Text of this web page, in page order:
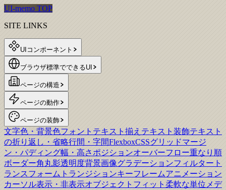
UI-memo TOP
SITE LINKS
UIコンポーネント
ブラウザ標準でできるUI
ページの構造
ページの動作
ページの装飾
文字色・背景色フォント テキスト揃え テキスト装飾テキスト
の折り返し・省略行間・字間FlexboxCSSグリッドマージ
ン・パディング幅・高さ ポジションオーバーフロー重なり順
ボーダー角丸影透明度背景画像グラデーションフィルター ト
ランスフォーム トランジションキーフレームアニメーション
カーソル表示・非表示オブジェクトフィット 柔軟な単位 メデ